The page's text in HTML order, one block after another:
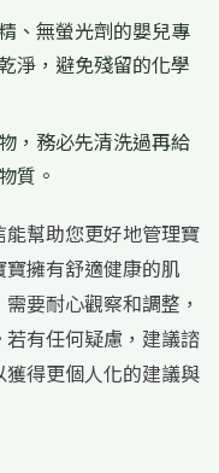
、無螢光劑的嬰兒專
淨，避免殘留的化學
，務必先清洗過再給
質。
幫助您更好地管理寶
擁有舒適健康的肌
要耐心觀察和調整，
有任何疑慮，建議諮
得更個人化的建議與